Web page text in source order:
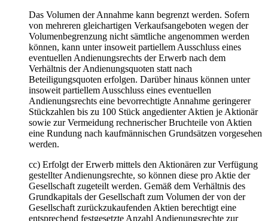
Das Volumen der Annahme kann begrenzt werden. Sofern
von mehreren gleichartigen Verkaufsangeboten wegen der
Volumenbegrenzung nicht sämtliche angenommen werden
können, kann unter insoweit partiellem Ausschluss eines
eventuellen Andienungsrechts der Erwerb nach dem
Verhältnis der Andienungsquoten statt nach
Beteiligungsquoten erfolgen. Darüber hinaus können unter
insoweit partiellem Ausschluss eines eventuellen
Andienungsrechts eine bevorrechtigte Annahme geringerer
Stückzahlen bis zu 100 Stück angedienter Aktien je Aktionär
sowie zur Vermeidung rechnerischer Bruchteile von Aktien
eine Rundung nach kaufmännischen Grundsätzen vorgesehen
werden.
cc) Erfolgt der Erwerb mittels den Aktionären zur Verfügung
gestellter Andienungsrechte, so können diese pro Aktie der
Gesellschaft zugeteilt werden. Gemäß dem Verhältnis des
Grundkapitals der Gesellschaft zum Volumen der von der
Gesellschaft zurückzukaufenden Aktien berechtigt eine
entsprechend festgesetzte Anzahl Andienungsrechte zur